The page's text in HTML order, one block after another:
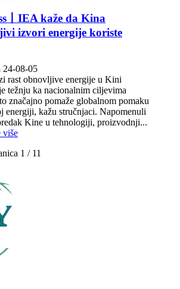
丨IEA kaže da Kina
izvori energije koriste
24-08-05
rast obnovljive energije u Kini
težnju ka nacionalnim ciljevima
značajno pomaže globalnom pomaku
energiji, kažu stručnjaci. Napomenuli
Kine u tehnologiji, proizvodnji...
više
1 / 11